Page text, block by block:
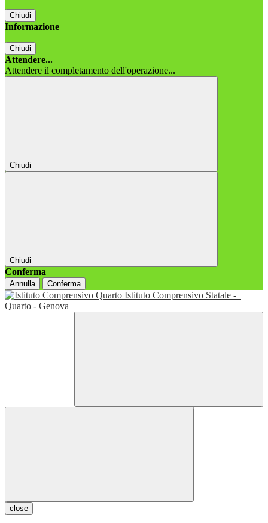
Chiudi
Informazione
Chiudi
Attendere...
Attendere il completamento dell'operazione...
Chiudi
Chiudi
Conferma
Annulla Conferma
Istituto Comprensivo Statale -
Quarto - Genova
close